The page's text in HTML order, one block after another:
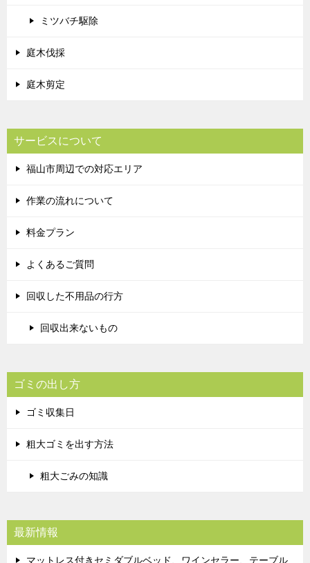
ミツバチ駆除
庭木伐採
庭木剪定
サービスについて
福山市周辺での対応エリア
作業の流れについて
料金プラン
よくあるご質問
回収した不用品の行方
回収出来ないもの
ゴミの出し方
ゴミ収集日
粗大ゴミを出す方法
粗大ごみの知識
最新情報
マットレス付きセミダブルベッド、ワインセラー、テーブル